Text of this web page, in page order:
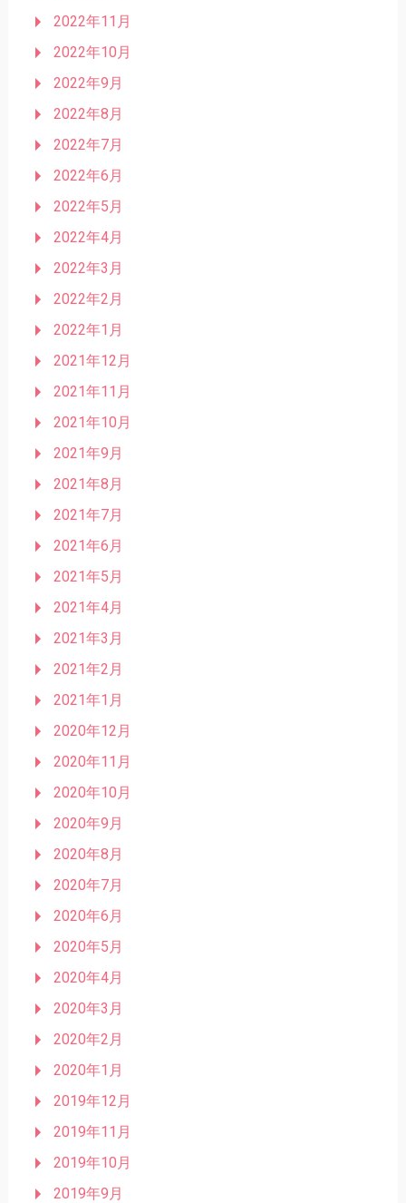
2022年11月
2022年10月
2022年9月
2022年8月
2022年7月
2022年6月
2022年5月
2022年4月
2022年3月
2022年2月
2022年1月
2021年12月
2021年11月
2021年10月
2021年9月
2021年8月
2021年7月
2021年6月
2021年5月
2021年4月
2021年3月
2021年2月
2021年1月
2020年12月
2020年11月
2020年10月
2020年9月
2020年8月
2020年7月
2020年6月
2020年5月
2020年4月
2020年3月
2020年2月
2020年1月
2019年12月
2019年11月
2019年10月
2019年9月